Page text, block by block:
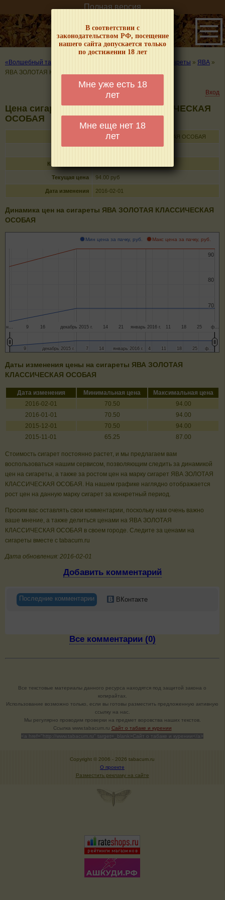
В соответствии с
законодательством РФ, посещение
нашего сайта допускается только
по достижении 18 лет
Мне уже есть 18
лет
Мне еще нет 18
лет
Полная версия
«Волшебный табачок» – о табаке и курении Цены на сигареты » ЯВА »
ЯВА ЗОЛОТАЯ КЛАССИЧЕСКAЯ ОСОБАЯ
Вход
Цена сигарет ЯВА ЗОЛОТАЯ КЛАССИЧЕСКAЯ
ОСОБАЯ
ЯВА ЗОЛОТАЯ КЛАССИЧЕСКAЯ ОСОБАЯ
Кол-во в пачке
Текущая цена 94.00 руб
Дата изменения 2016-02-01
Динамика цен на сигареты ЯВА ЗОЛОТАЯ КЛАССИЧЕСКAЯ
ОСОБАЯ
Мин цена за пачку, руб. Макс цена за пачку, руб.
н… декабрь 2015 г. январь 2016 г. ф…
9 16 14 21 11 18 25
70
70
80
80
90
90
декабрь 2015 г.
декабрь 2015 г. январь 2016 г.
январь 2016 г. ф…
ф…
9
9 77 14
14 4
4 11
11 18
18 25
25
Даты изменения цены на сигареты ЯВА ЗОЛОТАЯ
КЛАССИЧЕСКAЯ ОСОБАЯ
Дата изменения Минимальная цена
Максимальная цена
2016-02-01
70.50
94.00
2016-01-01
70.50
94.00
2015-12-01
70.50
94.00
2015-11-01
65.25 87.00
Стоимость сигарет постоянно растет, и мы предлагаем вам
воспользоваться нашим сервисом, позволяющим следить за динамикой
цен на сигареты, а также за ростом цен на марку сигарет ЯВА ЗОЛОТАЯ
КЛАССИЧЕСКAЯ ОСОБАЯ. На нашем графике наглядно отображается
рост цен на данную марку сигарет за конкретный период.
Просим вас оставлять свои комментарии, поскольку нам очень важно
ваше мнение, а также делиться ценами на ЯВА ЗОЛОТАЯ
КЛАССИЧЕСКAЯ ОСОБАЯ в своем городе. Следите за ценами на
сигареты вместе с tabacum.ru
Дата обновления: 2016-02-01
Добавить комментарий
Последние комментарии ВКонтакте
Все комментарии (0)
Все текстовые материалы данного ресурса находятся под защитой закона о
копирайтах.
Использование возможно только, если вы готовы разместить предложенную активную
ссылку на нас.
Мы регулярно проводим проверки на предмет воровства наших текстов.
Cсылка www.tabacum.ru Сайт о табаке и курении
<a href="http://www.tabacum.ru" target=_blank>Сайт о табаке и курении</a>
Copyright © 2006 - 2026 tabacum.ru
О проекте
Разместить рекламу на сайте